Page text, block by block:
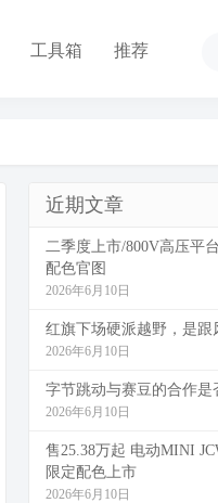
工具箱 推荐
近期文章
二季度上市/800V高压平
配色官图
2026年6月10日
红旗下场硬派越野，是跟
2026年6月10日
字节跳动与赛豆的合作是
2026年6月10日
售25.38万起 电动MINI
限定配色上市
2026年6月10日